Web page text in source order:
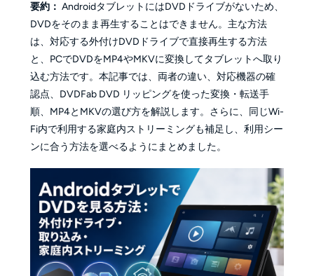
要約： AndroidタブレットにはDVDドライブがないため、
DVDをそのまま再生することはできません。主な方法
は、対応する外付けDVDドライブで直接再生する方法
と、PCでDVDをMP4やMKVに変換してタブレットへ取り
込む方法です。本記事では、両者の違い、対応機器の確
認点、DVDFab DVD リッピングを使った変換・転送手
順、MP4とMKVの選び方を解説します。さらに、同じWi-
Fi内で利用する家庭内ストリーミングも補足し、利用シー
ンに合う方法を選べるようにまとめました。